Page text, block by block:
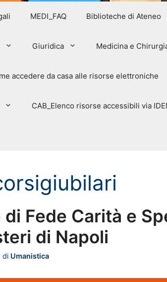
MEDI_FAQ Biblioteche di Ateneo
Giuridica Medicina e
accedere da casa alle risorse elettroniche
CAB_Elenco risorse accessibili via
di Fede Carità e
di Napoli
di Umanistica